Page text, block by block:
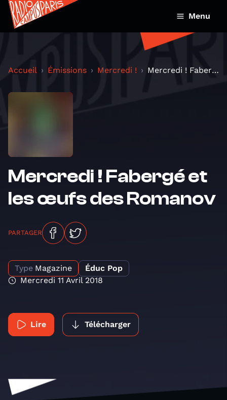
Menu
Accueil Émissions Mercredi ! Mercredi ! Fabergé et les œufs des Romanov
Mercredi ! Fabergé et
les œufs des Romanov
PARTAGER
Type Magazine
Éduc Pop
Mercredi 11 Avril 2018
Lire Télécharger